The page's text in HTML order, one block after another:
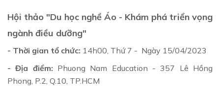
Hội thảo "Du học nghề Áo - Khám phá triển vọng
ngành điều dưỡng"
- Thời gian tổ chức: 14h00, Thứ 7 - Ngày 15/04/2023
- Địa điểm: Phuong Nam Education - 357 Lê Hồng
Phong, P.2, Q.10, TP.HCM